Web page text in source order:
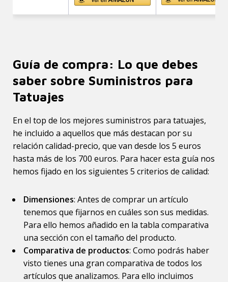
Guía de compra: Lo que debes
saber sobre Suministros para
Tatuajes
En el top de los mejores suministros para tatuajes,
he incluido a aquellos que más destacan por su
relación calidad-precio, que van desde los 5 euros
hasta más de los 700 euros. Para hacer esta guía nos
hemos fijado en los siguientes 5 criterios de calidad:
Dimensiones: Antes de comprar un artículo
tenemos que fijarnos en cuáles son sus medidas.
Para ello hemos añadido en la tabla comparativa
una sección con el tamaño del producto.
Comparativa de productos: Como podrás haber
visto tienes una gran comparativa de todos los
artículos que analizamos. Para ello incluimos